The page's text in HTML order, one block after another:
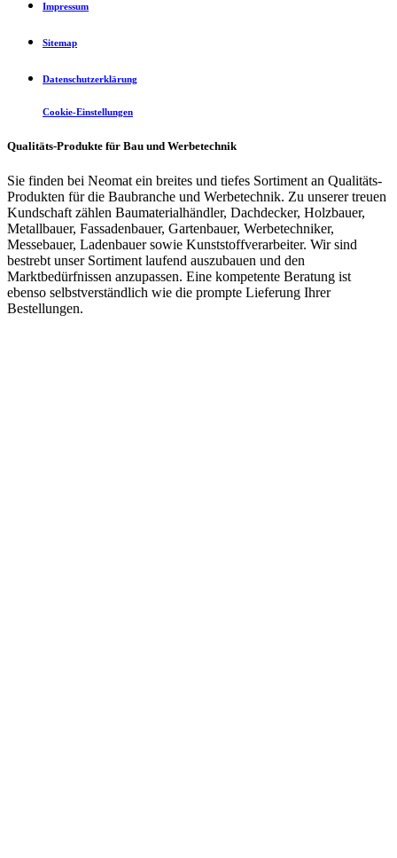
Impressum
Sitemap
Datenschutzerklärung
Cookie-Einstellungen
Qualitäts-Produkte für Bau und Werbetechnik
Sie finden bei Neomat ein breites und tiefes Sortiment an Qualitäts-
Produkten für die Baubranche und Werbetechnik. Zu unserer treuen
Kundschaft zählen Baumaterialhändler, Dachdecker, Holzbauer,
Metallbauer, Fassadenbauer, Gartenbauer, Werbetechniker,
Messebauer, Ladenbauer sowie Kunststoffverarbeiter. Wir sind
bestrebt unser Sortiment laufend auszubauen und den
Marktbedürfnissen anzupassen. Eine kompetente Beratung ist
ebenso selbstverständlich wie die prompte Lieferung Ihrer
Bestellungen.